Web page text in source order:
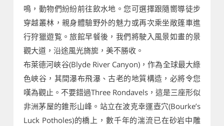
鳴，動物們紛紛前往飲水地。您可選擇跟隨嚮導徒步
穿越叢林，親身體驗野外的魅力或再次乘坐敞篷車進
行狩獵遊覧。旅館早餐後，我們將駛入風景如畫的景
觀大道，沿途風光旖旎，美不勝收。
布萊德河峽谷(Blyde River Canyon)，作為全球最大綠
色峽谷，其間瀑布飛瀑、古老的地質構造，必將令您
嘆為觀止。不要錯過Three Rondavels，這是三座形似
非洲茅屋的錐形山峰。站立在波克幸運壺穴(Bourke’s
Luck Potholes)的橋上，數千年的湍流已在砂岩中雕